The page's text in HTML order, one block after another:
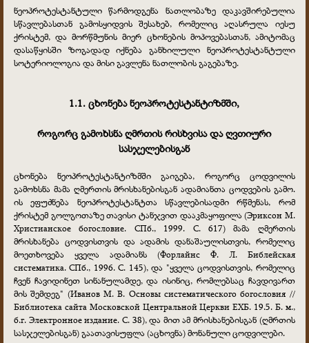
ნეოპროტესტანტული წარმოდგენა ნათლობაზე დაკავშირებულია
სწავლებასთან გამოსყიდვის შესახებ, რომელიც აღასრულა იესუ
ქრისტემ, და მორწმუნის მიერ ცხონების მოპოვებასთან, ამიტომაც
დასაწყისში ზოგადად იქნება განხილული ნეოპროტესტანტული
სოტერიოლოგია და მისი გავლენა ნათლობის გაგებაზე.
1.1. ცხონება ნეოპროტესტანტიზმში,
როგორც გამოხსნა ღმრთის რისხვისა და ღვთიური
სასჯელებისგან
ცხონება ნეოპროტესტანტიზმში გაიგება, როგორც ცოდვილის
გამოხსნა მამა ღმერთის მრისხანებისგან ადამიანთა ცოდვების გამო.
ის ეფუძნება ნეოპროტესტანტთა სწავლებისადმი რწმენას, რომ
ქრისტემ გოლგოთაზე თავისი ტანჯვით დააკმაყოფილა (Эриксон М.
Христианское богословие. СПб., 1999. С. 617) მამა ღმერთის
მრისხანება ცოდვისთვის და ადამის დანაშაულისთვის, რომელიც
მოეთხოვება ყველა ადამიანს (Форлайнс Ф. Л. Библейская
систематика. СПб., 1996. С. 145), და "ყველა ცოდვისთვის, რომელიც
ჩვენ ჩავიდინეთ სინანულამდე, და ისინიც, რომლებსაც ჩავდივართ
მის შემდეგ" (Иванов М. В. Основы систематического богословия //
Библиотека сайта Московской Центральной Церкви ЕХБ. 19.5. Б. м.,
б.г. Электронное издание. С. 38), და მით ამ მრისხანებისგან (ღმრთის
სასჯელებისგან) გაათავისუფლა (აცხოვნა) მონანული ცოდვილები.